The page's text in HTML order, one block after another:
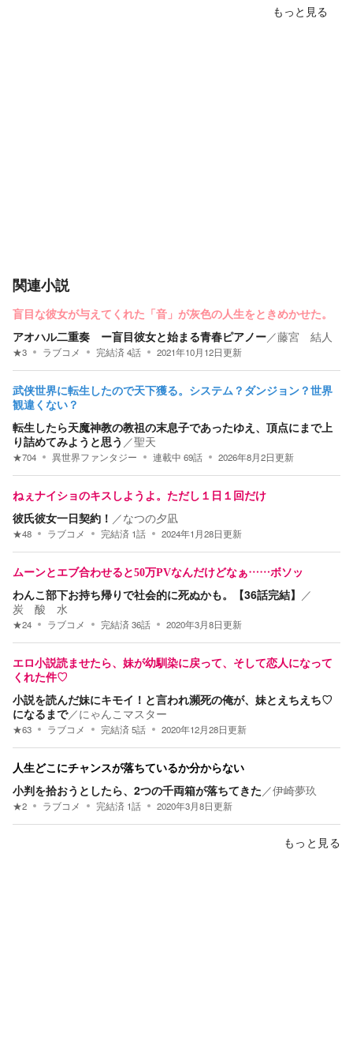
もっと見る
関連小説
盲目な彼女が与えてくれた「音」が灰色の人生をときめかせた。
アオハル二重奏 ー盲目彼女と始まる青春ピアノー／藤宮 結人
★3 ラブコメ 完結済4話 2021年10月12日更新
武侠世界に転生したので天下獲る。システム？ダンジョン？世界
観違くない？
転生したら天魔神教の教祖の末息子であったゆえ、頂点にまで上
り詰めてみようと思う ／聖天
★704 異世界ファンタジー 連載中 69話 2026年8月2日更新
ねぇナイショのキスしようよ。ただし１日１回だけ
彼氏彼女一日契約！ ／なつの夕凪
★48 ラブコメ 完結済 1話 2024年1月28日更新
ムーンとエブ合わせると50万PVなんだけどなぁ……ボソッ
わんこ部下お持ち帰りで社会的に死ぬかも。【36話完結】 ／
炭 酸 水
★24 ラブコメ 完結済36話 2020年3月8日更新
エロ小説読ませたら、妹が幼馴染に戻って、そして恋人になって
くれた件♡
小説を読んだ妹にキモイ！と言われ瀕死の俺が、妹とえちえち♡
になるまで／にゃんこマスター
★63 ラブコメ 完結済5話 2020年12月28日更新
人生どこにチャンスが落ちているか分からない
小判を拾おうとしたら、2つの千両箱が落ちてきた／伊崎夢玖
★2 ラブコメ 完結済 1話 2020年3月8日更新
もっと見る